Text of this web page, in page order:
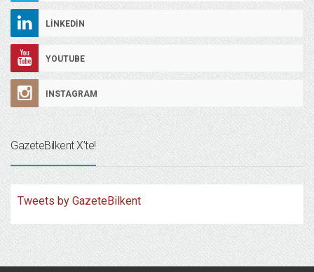
LINKEDIN
YOUTUBE
INSTAGRAM
GazeteBilkent X’te!
Tweets by GazeteBilkent